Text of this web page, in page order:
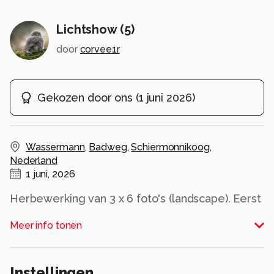
Lichtshow (5)
door corvee1r
Gekozen door ons (1 juni 2026)
Wassermann, Badweg,Schiermonnikoog,
Nederland
1 juni, 2026
Herbewerking van 3 x 6 foto's (landscape). Eerst
toen per 6 foto's gestackt in Sequaotor, daarna
panorama gemaakt in Affinity Canva, vervolgens
Meer info tonen